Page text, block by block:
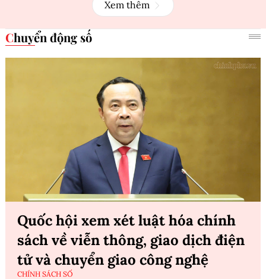
Xem thêm
Chuyển động số
Quốc hội xem xét luật hóa chính
sách về viễn thông, giao dịch điện
tử và chuyển giao công nghệ
CHÍNH SÁCH SỐ